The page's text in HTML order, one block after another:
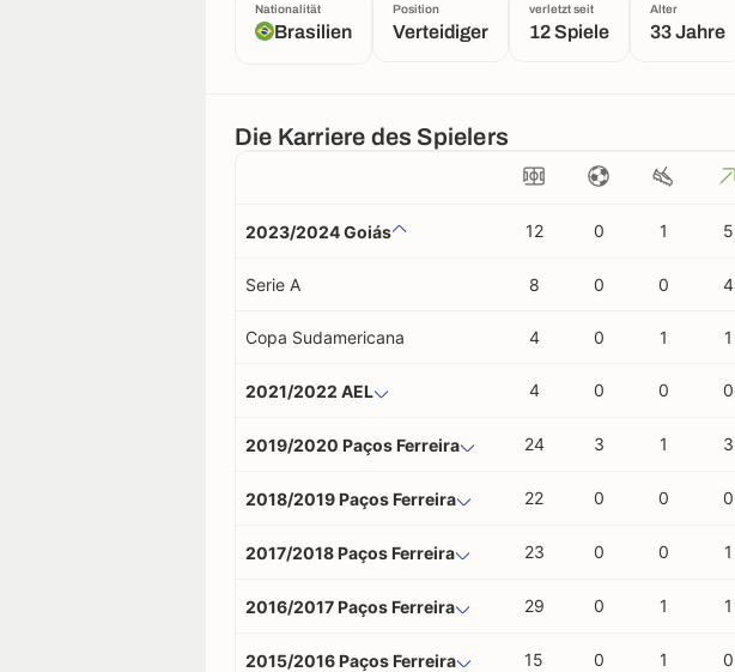
Nationalität
Brasilien
Position
Verteidiger
verletzt seit
12 Spiele
Alter
33 Jahre
Die Karriere des Spielers
2023/2024 Goiás 12 0 1 5
Serie A 8 0 0 4
Copa Sudamericana 4 0 1 1
2021/2022 AEL 4 0 0 0
2019/2020 Paços Ferreira 24 3 1 3
2018/2019 Paços Ferreira 22 0 0 0
2017/2018 Paços Ferreira 23 0 0 1
2016/2017 Paços Ferreira 29 0 1 1
2015/2016 Paços Ferreira 15 0 1 0